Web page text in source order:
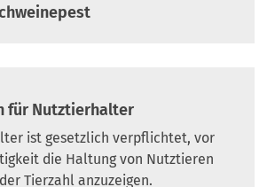
für Nutztierhalter
ist gesetzlich verpflichtet, vor
die Haltung von Nutztieren
Tierzahl anzuzeigen.